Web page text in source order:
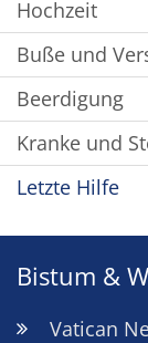
Hochzeit
Buße und
Beerdigung
Kranke und
Letzte Hilfe
Bistum &
Vatican